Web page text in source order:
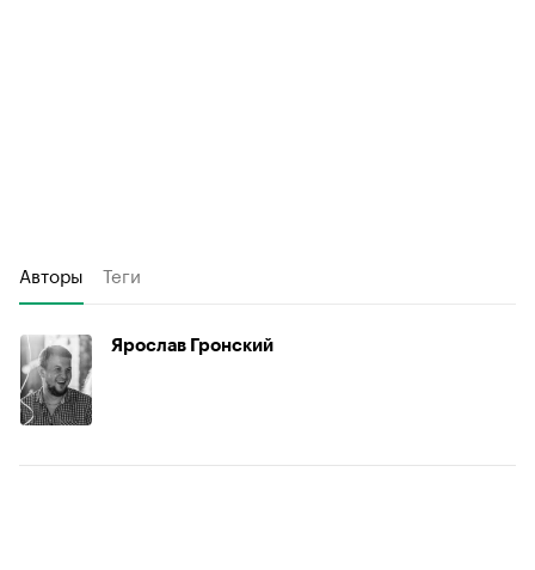
Авторы Теги
Ярослав Гронский